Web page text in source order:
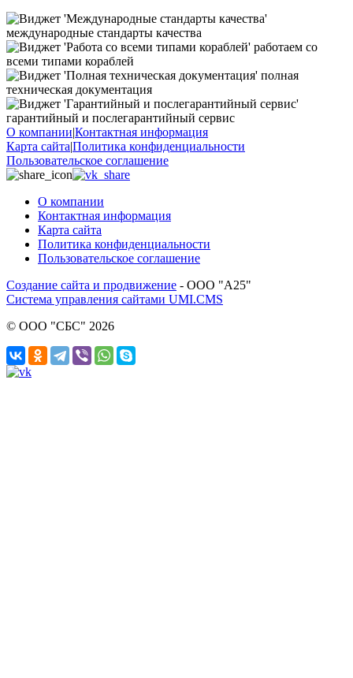
международные стандарты качества
работаем со
всеми типами кораблей
полная
техническая документация
гарантийный и послегарантийный сервис
О компании|Контактная информация
Карта сайта|Политика конфиденциальности
Пользовательское соглашение
О компании
Контактная информация
Карта сайта
Политика конфиденциальности
Пользовательское соглашение
Создание сайта и продвижение - ООО "А25"
Система управления сайтами UMI.CMS
© ООО "СБС" 2026